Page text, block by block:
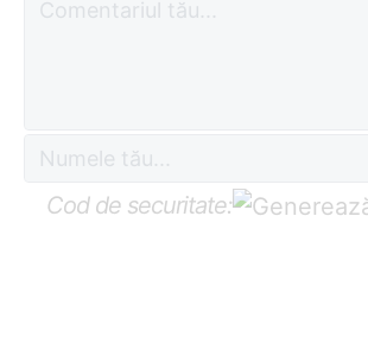
Cod de securitate: